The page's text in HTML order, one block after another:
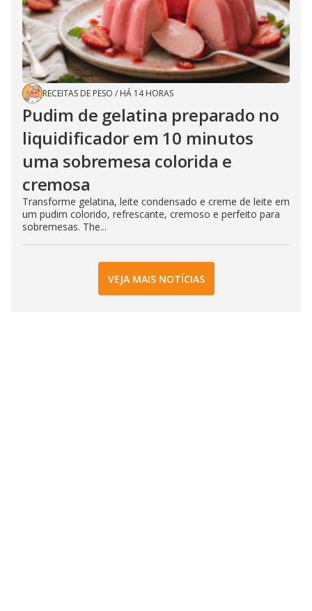
RECEITAS DE PESO / HÁ 14 HORAS
Pudim de gelatina preparado no
liquidificador em 10 minutos
uma sobremesa colorida e
cremosa
Transforme gelatina, leite condensado e creme de leite em
um pudim colorido, refrescante, cremoso e perfeito para
sobremesas. The...
VEJA MAIS NOTÍCIAS